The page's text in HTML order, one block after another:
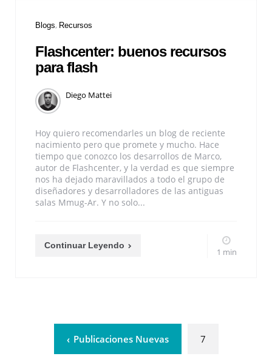
Blogs Recursos
Flashcenter: buenos recursos
para flash
Diego Mattei
Hoy quiero recomendarles un blog de reciente
nacimiento pero que promete y mucho. Hace
tiempo que conozco los desarrollos de Marco,
autor de Flashcenter, y la verdad es que siempre
nos ha dejado maravillados a todo el grupo de
diseñadores y desarrolladores de las antiguas
salas Mmug-Ar. Y no solo...
Continuar Leyendo
1 min
Publicaciones Nuevas 7